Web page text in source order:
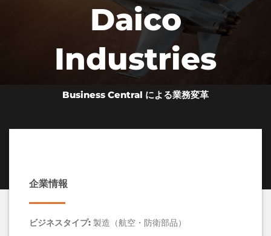
Daico
Industries
Business Central による業務変革
企業情報
ビジネスタイプ: 製造（航空・防衛部品）